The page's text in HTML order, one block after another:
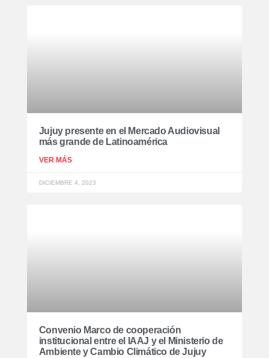
Jujuy presente en el Mercado Audiovisual
más grande de Latinoamérica
VER MÁS
DICIEMBRE 4, 2023
Convenio Marco de cooperación
institucional entre el IAAJ y el Ministerio de
Ambiente y Cambio Climático de Jujuy